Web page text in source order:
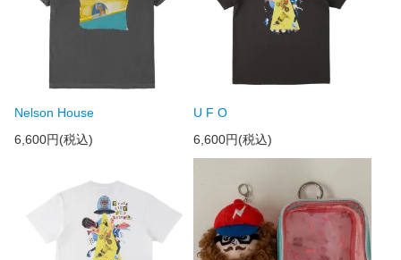
Nelson House
6,600円(税込)
U F O
6,600円(税込)